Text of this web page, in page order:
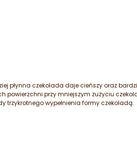
płynna czekolada daje cieńszy oraz
powierzchni przy mniejszym zużyciu
wypełnienia formy czekoladą.